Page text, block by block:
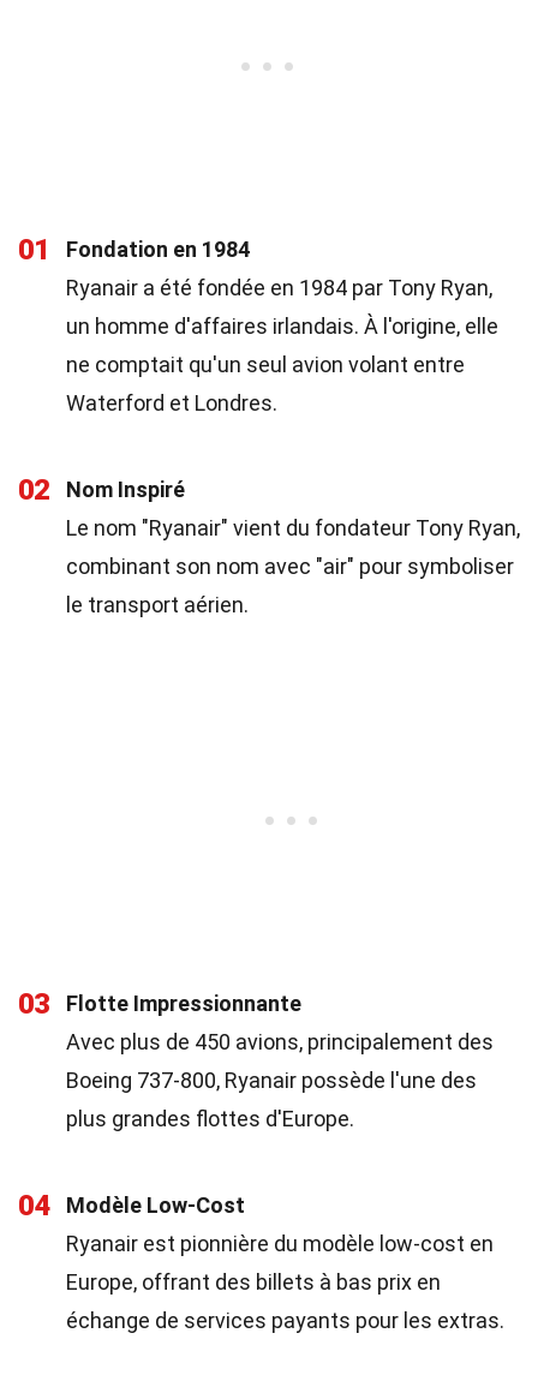
01
Fondation en 1984
Ryanair a été fondée en 1984 par Tony Ryan,
un homme d'affaires irlandais. À l'origine, elle
ne comptait qu'un seul avion volant entre
Waterford et Londres.
02
Nom Inspiré
Le nom "Ryanair" vient du fondateur Tony Ryan,
combinant son nom avec "air" pour symboliser
le transport aérien.
03
Flotte Impressionnante
Avec plus de 450 avions, principalement des
Boeing 737-800, Ryanair possède l'une des
plus grandes flottes d'Europe.
04
Modèle Low-Cost
Ryanair est pionnière du modèle low-cost en
Europe, offrant des billets à bas prix en
échange de services payants pour les extras.